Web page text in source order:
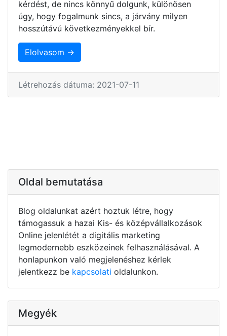
kérdést, de nincs könnyű dolgunk, különösen
úgy, hogy fogalmunk sincs, a járvány milyen
hosszútávú következményekkel bír.
Elolvasom →
Létrehozás dátuma: 2021-07-11
Oldal bemutatása
Blog oldalunkat azért hoztuk létre, hogy
támogassuk a hazai Kis- és középvállalkozások
Online jelenlétét a digitális marketing
legmodernebb eszközeinek felhasználásával. A
honlapunkon való megjelenéshez kérlek
jelentkezz be kapcsolati oldalunkon.
Megyék